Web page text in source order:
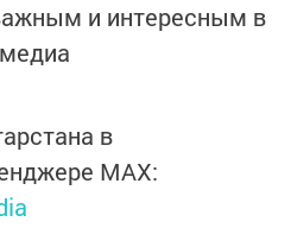
и интересным в
в
MАХ: